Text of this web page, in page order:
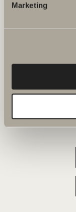
Marketing